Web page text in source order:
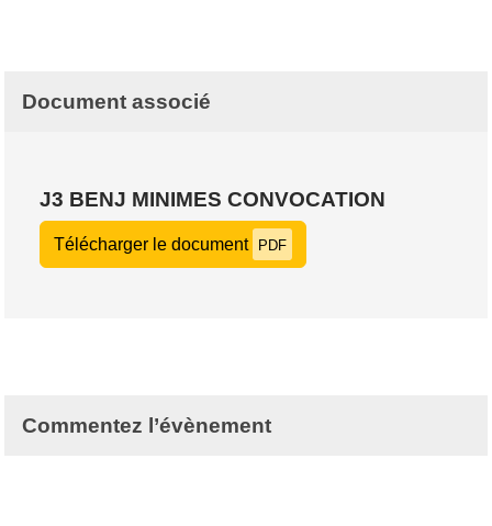
Document associé
J3 BENJ MINIMES CONVOCATION
Télécharger le document PDF
Commentez l’évènement